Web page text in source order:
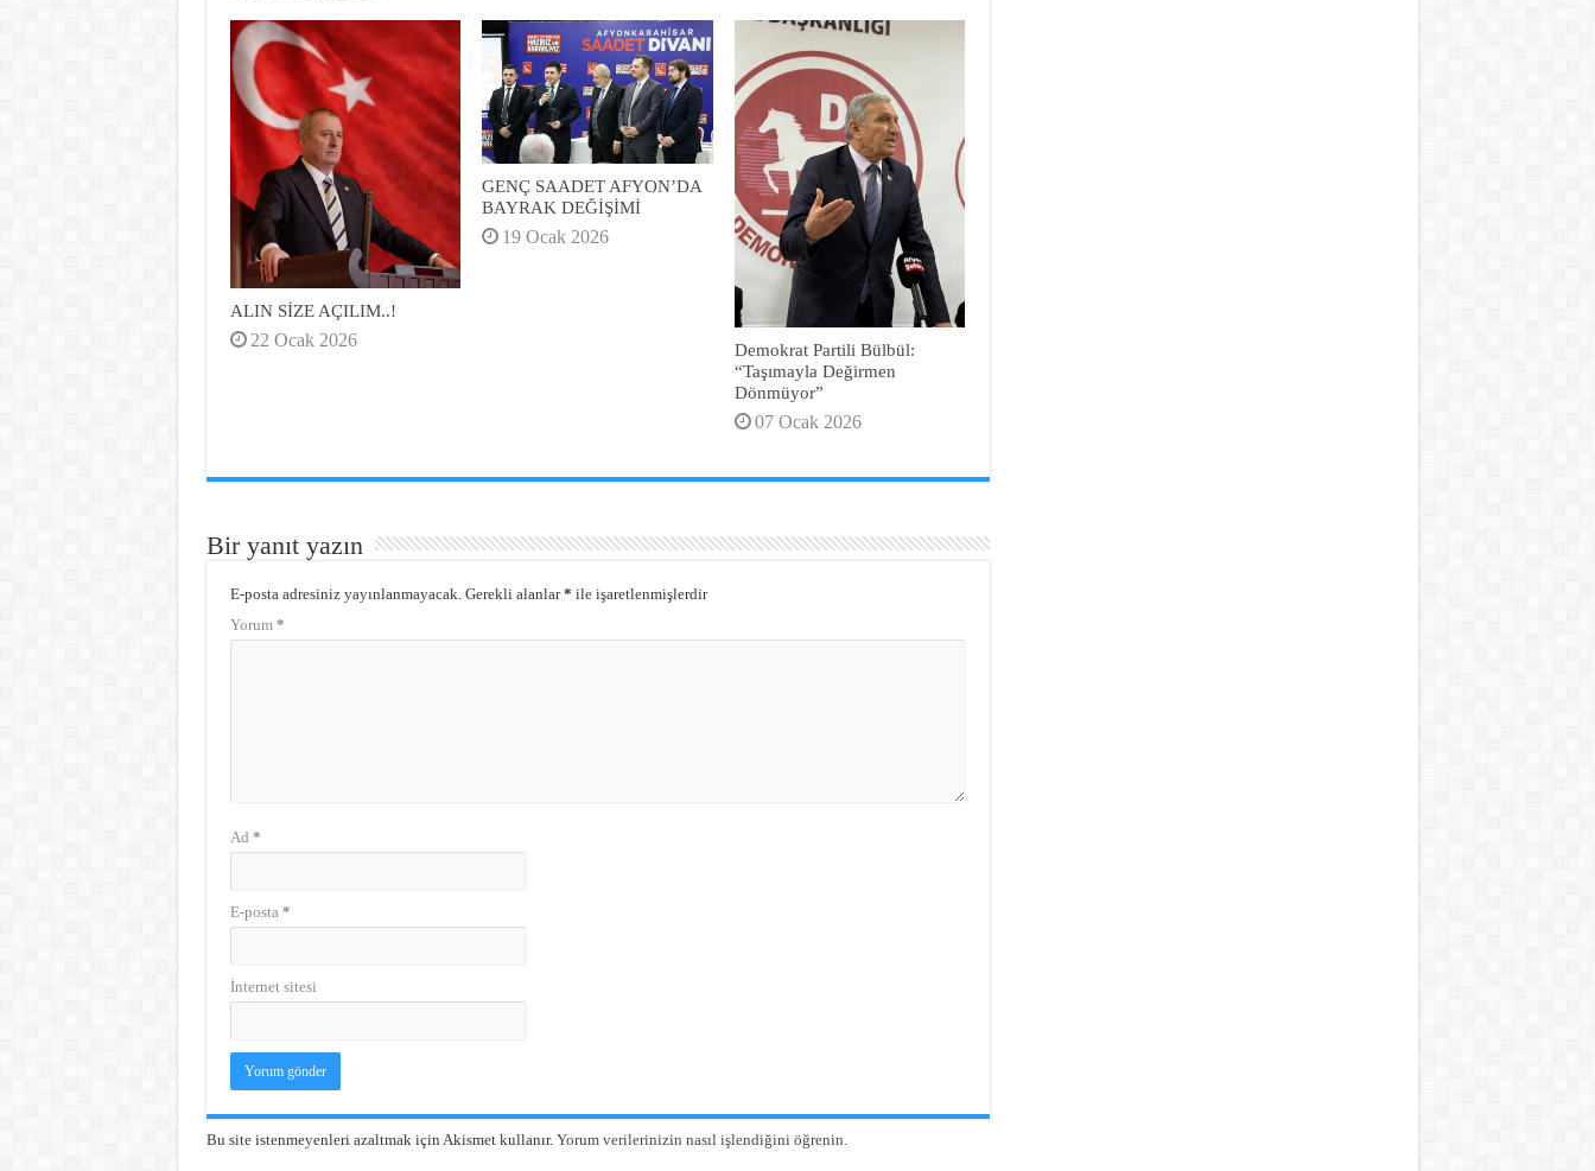
ALIN SİZE AÇILIM..!
22 Ocak 2026
GENÇ SAADET AFYON’DA
BAYRAK DEĞİŞİMİ
19 Ocak 2026
Demokrat Partili Bülbül:
“Taşımayla Değirmen
Dönmüyor”
07 Ocak 2026
Bir yanıt yazın
E-posta adresiniz yayınlanmayacak. Gerekli alanlar* ile işaretlenmişlerdir
Yorum *
Ad *
E-posta *
İnternet sitesi
Bu site istenmeyenleri azaltmak için Akismet kullanır. Yorum verilerinizin nasıl işlendiğini öğrenin.